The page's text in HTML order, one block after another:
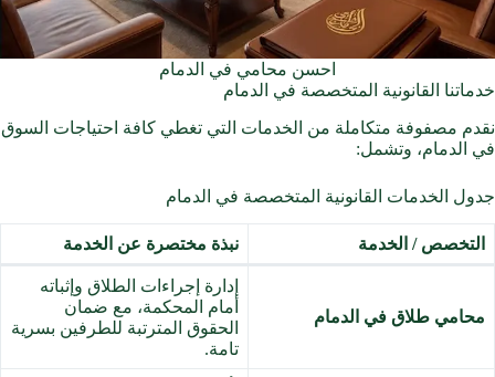
احسن محامي في الدمام
خدماتنا القانونية المتخصصة في الدمام
نقدم مصفوفة متكاملة من الخدمات التي تغطي كافة احتياجات السوق
في الدمام، وتشمل:
جدول الخدمات القانونية المتخصصة في الدمام
التخصص / الخدمة نبذة مختصرة عن الخدمة
محامي طلاق في الدمام
إدارة إجراءات الطلاق وإثباته
أمام المحكمة، مع ضمان
الحقوق المترتبة للطرفين بسرية
تامة.